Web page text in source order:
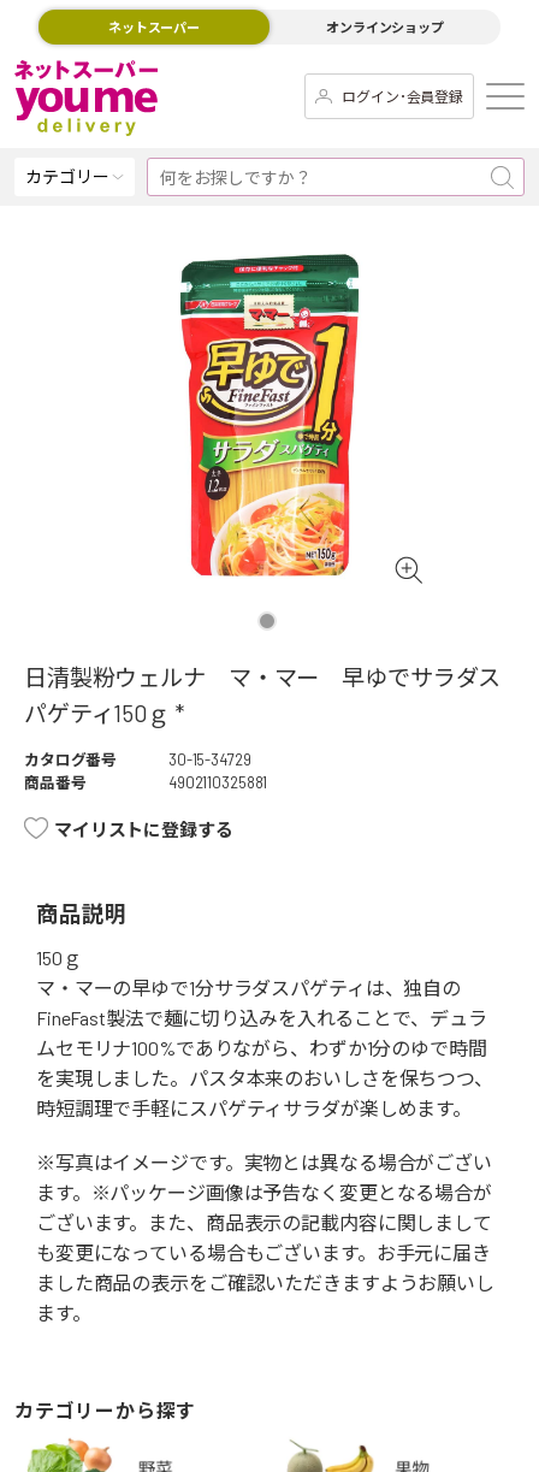
ネットスーパー オンラインショップ
ログイン･会員登録
カテゴリー
日清製粉ウェルナ マ・マー 早ゆでサラダス
パゲティ150ｇ *
カタログ番号
30-15-34729
商品番号
4902110325881
マイリストに登録する
商品説明
150ｇ
マ・マーの早ゆで1分サラダスパゲティは、独自の
FineFast製法で麺に切り込みを入れることで、デュラ
ムセモリナ100%でありながら、わずか1分のゆで時間
を実現しました。パスタ本来のおいしさを保ちつつ、
時短調理で手軽にスパゲティサラダが楽しめます。
※写真はイメージです。実物とは異なる場合がござい
ます。※パッケージ画像は予告なく変更となる場合が
ございます。また、商品表示の記載内容に関しまして
も変更になっている場合もございます。お手元に届き
ました商品の表示をご確認いただきますようお願いし
ます。
カテゴリーから探す